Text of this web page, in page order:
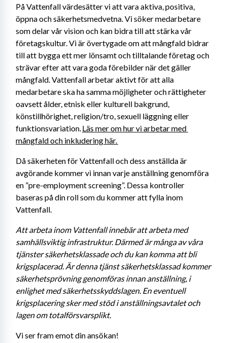
På Vattenfall värdesätter vi att vara aktiva, positiva,
öppna och säkerhetsmedvetna. Vi söker medarbetare
som delar vår vision och kan bidra till att stärka vår
företagskultur. Vi är övertygade om att mångfald bidrar
till att bygga ett mer lönsamt och tilltalande företag och
strävar efter att vara goda förebilder när det gäller
mångfald. Vattenfall arbetar aktivt för att alla
medarbetare ska ha samma möjligheter och rättigheter
oavsett ålder, etnisk eller kulturell bakgrund,
könstillhörighet, religion/tro, sexuell läggning eller
funktionsvariation. Läs mer om hur vi arbetar med
mångfald och inkludering här.
Då säkerheten för Vattenfall och dess anställda är
avgörande kommer vi innan varje anställning genomföra
en ”pre-employment screening”. Dessa kontroller
baseras på din roll som du kommer att fylla inom
Vattenfall.
Att arbeta inom Vattenfall innebär att arbeta med
samhällsviktig infrastruktur. Därmed är många av våra
tjänster säkerhetsklassade och du kan komma att bli
krigsplacerad. Är denna tjänst säkerhetsklassad kommer
säkerhetsprövning genomföras innan anställning, i
enlighet med säkerhetsskyddslagen. En eventuell
krigsplacering sker med stöd i anställningsavtalet och
lagen om totalförsvarsplikt.
Vi ser fram emot din ansökan!